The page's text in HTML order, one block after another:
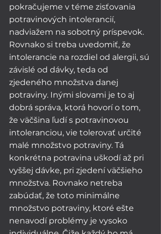
pokračujeme v téme zisťovania
potravinových intolerancií,
nadviažem na sobotný príspevok.
Rovnako si treba uvedomiť, že
intolerancie na rozdiel od alergii, sú
závislé od dávky, teda od
zjedeného množstva danej
potraviny. Inými slovami je to aj
dobrá správa, ktorá hovorí o tom,
že väčšina ľudí s potravinovou
intoleranciou, vie tolerovať určité
malé množstvo potraviny. Tá
konkrétna potravina uškodí až pri
vyššej dávke, pri zjedení väčšieho
množstva. Rovnako netreba
zabúdať, že toto minimálne
množstvo potraviny, ktoré ešte
nenavodí problémy je vysoko